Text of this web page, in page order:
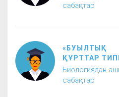
сабақтар
«БУЫЛТЫҚ
ҚҰРТТАР
Биологиядан
сабақтар